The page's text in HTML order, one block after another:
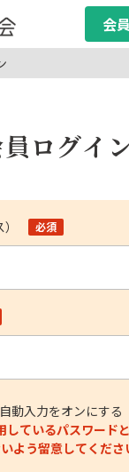
会
ログイ
自動入力をオンにする
ているパスワード
よう留意してくださ